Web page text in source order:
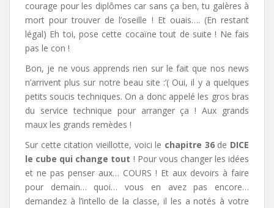
courage pour les diplômes car sans ça ben, tu galères à
mort pour trouver de l’oseille ! Et ouais…. (En restant
légal) Eh toi, pose cette cocaïne tout de suite ! Ne fais
pas le con !
Bon, je ne vous apprends rien sur le fait que nos news
n’arrivent plus sur notre beau site :’( Oui, il y a quelques
petits soucis techniques. On a donc appelé les gros bras
du service technique pour arranger ça ! Aux grands
maux les grands remèdes !
Sur cette citation vieillotte, voici le chapitre 36de DICE
le cube qui change tout ! Pour vous changer les idées
et ne pas penser aux… COURS ! Et aux devoirs à faire
pour demain… quoi… vous en avez pas encore…
demandez à l’intello de la classe, il les a notés à votre